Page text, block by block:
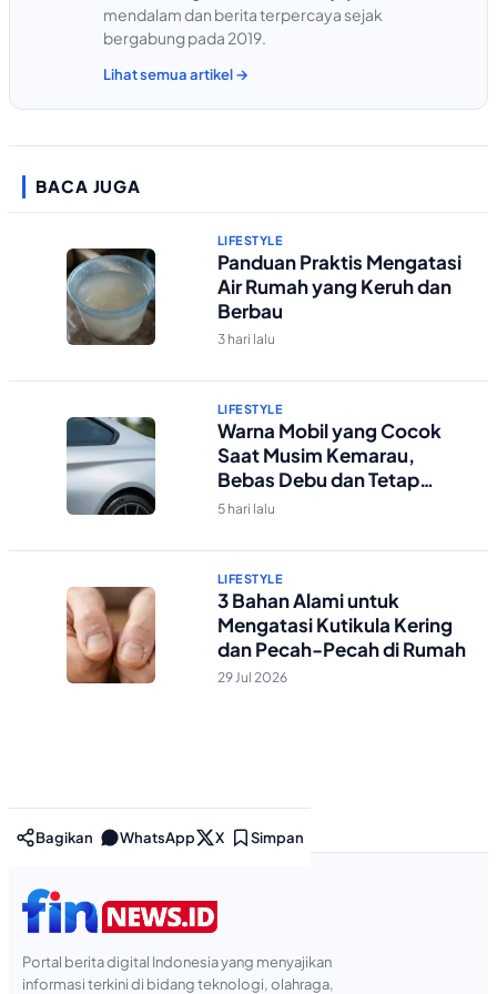
mendalam dan berita terpercaya sejak
bergabung pada 2019.
Lihat semua artikel →
BACA JUGA
LIFESTYLE
Panduan Praktis Mengatasi
Air Rumah yang Keruh dan
Berbau
3 hari lalu
LIFESTYLE
Warna Mobil yang Cocok
Saat Musim Kemarau,
Bebas Debu dan Tetap
Kelihatan Bersih
5 hari lalu
LIFESTYLE
3 Bahan Alami untuk
Mengatasi Kutikula Kering
dan Pecah-Pecah di Rumah
29 Jul 2026
Bagikan WhatsApp X Simpan
Portal berita digital Indonesia yang menyajikan
informasi terkini di bidang teknologi, olahraga,